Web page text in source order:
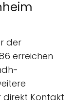
der
erreichen
Kontakt